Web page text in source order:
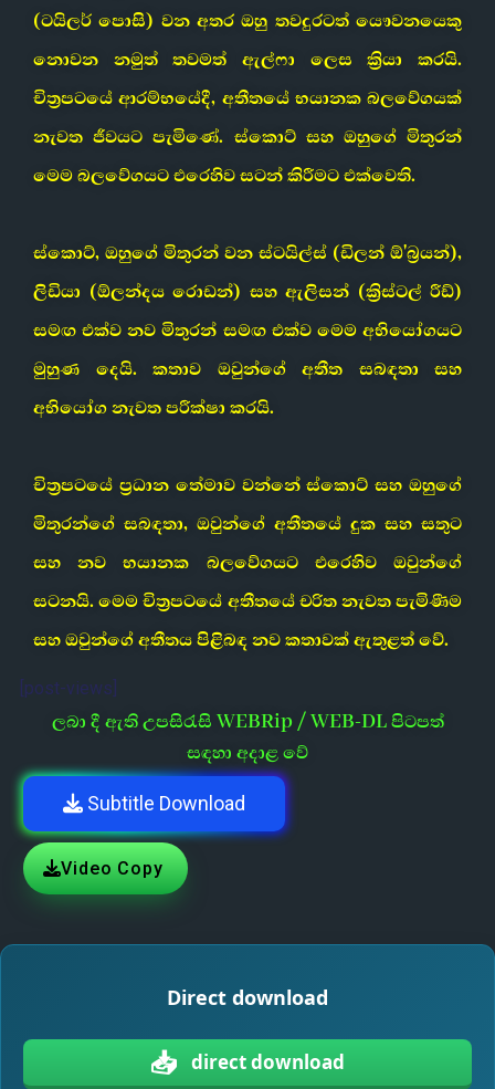
(ටයිලර් පොසි) වන අතර ඔහු තවදුරටත් යෞවනයෙකු
නොවන නමුත් තවමත් ඇල්ෆා ලෙස ක්‍රියා කරයි.
චිත්‍රපටයේ ආරම්භයේදී, අතීතයේ භයානක බලවේගයක්
නැවත ජීවයට පැමිණේ. ස්කොට් සහ ඔහුගේ මිතුරන්
මෙම බලවේගයට එරෙහිව සටන් කිරීමට එක්වෙති.
ස්කොට්, ඔහුගේ මිතුරන් වන ස්ටයිල්ස් (ඩිලන් ඕ'බ්‍රයන්),
ලිඩියා (ඕලන්දය රොඩන්) සහ ඇලිසන් (ක්‍රිස්ටල් රීඩ්)
සමඟ එක්ව නව මිතුරන් සමඟ එක්ව මෙම අභියෝගයට
මුහුණ දෙයි. කතාව ඔවුන්ගේ අතීත සබඳතා සහ
අභියෝග නැවත පරීක්ෂා කරයි.
චිත්‍රපටයේ ප්‍රධාන තේමාව වන්නේ ස්කොට් සහ ඔහුගේ
මිතුරන්ගේ සබඳතා, ඔවුන්ගේ අතීතයේ දුක සහ සතුට
සහ නව භයානක බලවේගයට එරෙහිව ඔවුන්ගේ
සටනයි. මෙම චිත්‍රපටයේ අතීතයේ චරිත නැවත පැමිණීම
සහ ඔවුන්ගේ අතීතය පිළිබඳ නව කතාවක් ඇතුළත් වේ.
[post-views]
ලබා දී ඇති උපසිරැසි WEBRip / WEB-DL පිටපත්
සඳහා අදාළ වේ
Subtitle Download
Video Copy
Direct download
📥 direct download